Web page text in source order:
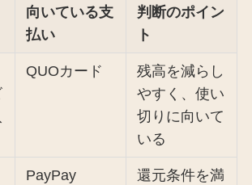
向いている支
払い
判断のポイン
ト
QUOカード
残高を減らし
やすく、使い
切りに向いて
いる
PayPay
還元条件を満